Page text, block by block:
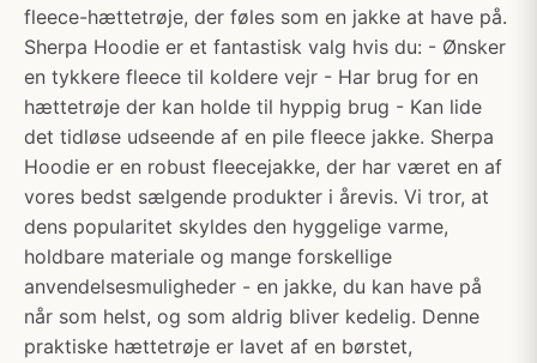
fleece-hættetrøje, der føles som en jakke at have på.
Sherpa Hoodie er et fantastisk valg hvis du: - Ønsker
en tykkere fleece til koldere vejr - Har brug for en
hættetrøje der kan holde til hyppig brug - Kan lide
det tidløse udseende af en pile fleece jakke. Sherpa
Hoodie er en robust fleecejakke, der har været en af
vores bedst sælgende produkter i årevis. Vi tror, at
dens popularitet skyldes den hyggelige varme,
holdbare materiale og mange forskellige
anvendelsesmuligheder - en jakke, du kan have på
når som helst, og som aldrig bliver kedelig. Denne
praktiske hættetrøje er lavet af en børstet,